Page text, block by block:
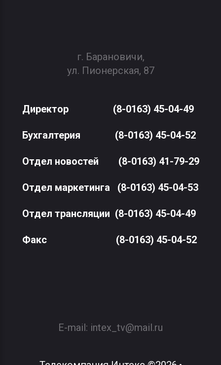
г. Барановичи,
ул. Пионерская, 87
Директор (8-0163) 45-04-49
Бухгалтерия (8-0163) 45-04-52
Отдел новостей (8-0163) 41-79-29
Отдел маркетинга (8-0163) 45-04-53
Отдел трансляции (8-0163) 45-04-49
Факс(8-0163) 45-04-52
E-mail: intex_tv@mail.ru